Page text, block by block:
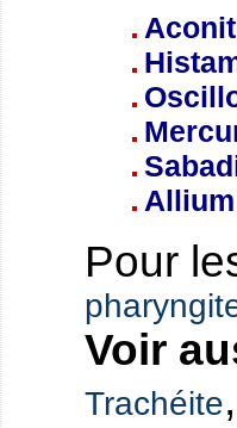
Pour
Voir
Trachéite,